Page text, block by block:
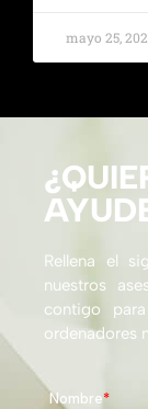
mayo 25,
Rellena el
nuestros
contigo
ordenadores